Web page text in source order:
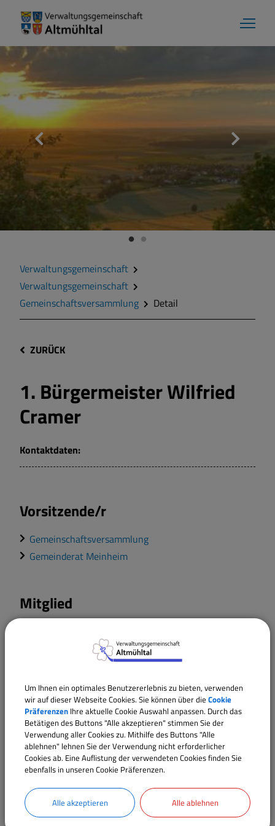
Verwaltungsgemeinschaft
Verwaltungsgemeinschaft
Gemeinschaftsversammlung
Detail
ZURÜCK
1. Bürgermeister Wilfried
Cramer
Kontaktdaten:
Vorsitzende/r
Gemeinschaftsversammlung
Gemeinderat Meinheim
Mitglied
Gemeinschaftsversammlung
Wilfried Cramer(Vorsitzende/r)
Helmut Zäh(Stellvertrende/r Vorsitzende/r)
Kevin Stützer
Johannes Hummel
Christa Singer
Um Ihnen ein optimales Benutzererlebnis zu bieten, verwenden
wir auf dieser Webseite Cookies. Sie können über die Cookie
Präferenzen Ihre aktuelle Cookie Auswahl anpassen. Durch das
Betätigen des Buttons "Alle akzeptieren" stimmen Sie der
Verwendung aller Cookies zu. Mithilfe des Buttons "Alle
ablehnen" lehnen Sie der Verwendung nicht erforderlicher
Cookies ab. Eine Auflistung der verwendeten Cookies finden Sie
ebenfalls in unseren Cookie Präferenzen.
Alle akzeptieren Alle ablehnen